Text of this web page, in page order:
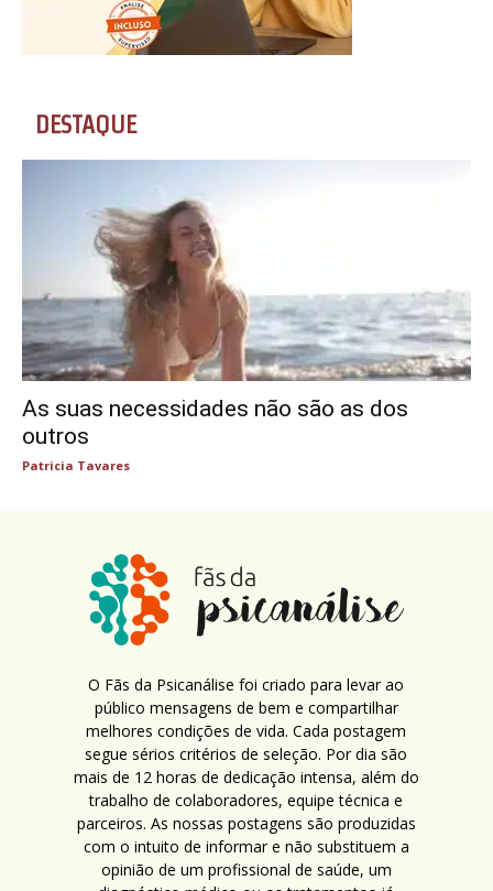
DESTAQUE
As suas necessidades não são as dos
outros
Patricia Tavares
O Fãs da Psicanálise foi criado para levar ao
público mensagens de bem e compartilhar
melhores condições de vida. Cada postagem
segue sérios critérios de seleção. Por dia são
mais de 12 horas de dedicação intensa, além do
trabalho de colaboradores, equipe técnica e
parceiros. As nossas postagens são produzidas
com o intuito de informar e não substituem a
opinião de um profissional de saúde, um